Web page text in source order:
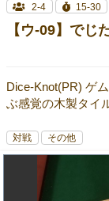
2-4
15-30
【ウ-09】でじ
Dice-Knot(PR) ゲ
ぶ感覚の木製タイ
対戦 その他